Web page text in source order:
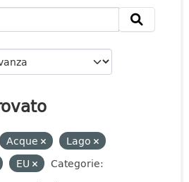
Acque
Lago
EU
Categorie: